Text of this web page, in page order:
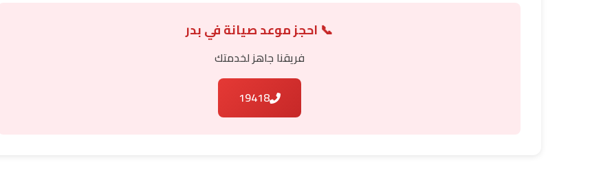
📞 احجز موعد صيانة في بدر
فريقنا جاهز لخدمتك
19418